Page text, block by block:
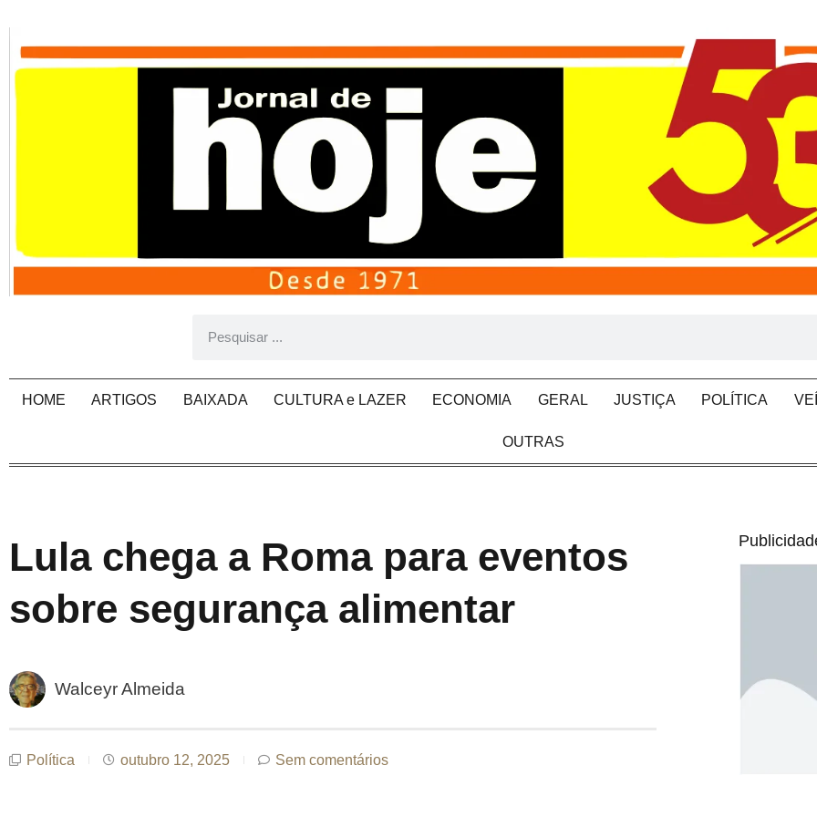
HOME ARTIGOS BAIXADA CULTURA e LAZER ECONOMIA GERAL JUSTIÇA POLÍTICA
OUTRAS
Lula chega a Roma para eventos
sobre segurança alimentar
Walceyr Almeida
Política outubro 12, 2025 Sem comentários